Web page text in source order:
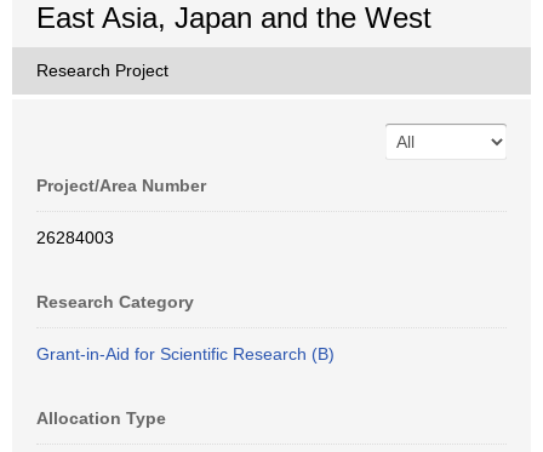
East Asia, Japan and the West
Research Project
Project/Area Number
26284003
Research Category
Grant-in-Aid for Scientific Research (B)
Allocation Type